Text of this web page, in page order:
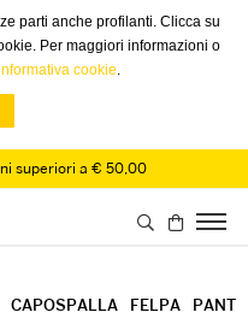
parti anche profilanti. Clicca su
Per maggiori informazioni o
cookie.
superiori a € 50,00
CAPOSPALLA FELPA